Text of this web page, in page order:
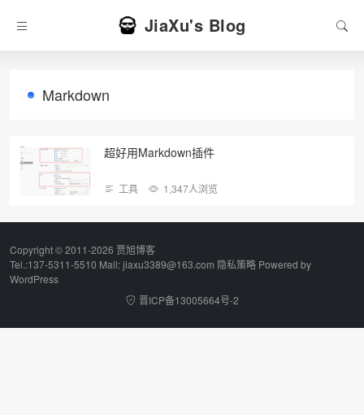
JiaXu's Blog
Markdown
超好用Markdown插件
工具 1,347人浏览
Copyright © 2011-2026 贾旭博客
Tel.:137-5311-5510 Mail: jiaxu3389@163.com 隐私策略 Powered by
WordPress
晋ICP备13005664号-2